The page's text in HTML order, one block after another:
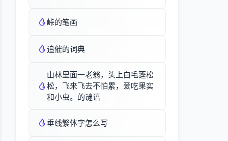
峠的笔画
追催的词典
山林里面一老翁，头上白毛蓬松
松，飞来飞去不怕累，爱吃果实
和小虫。的谜语
垂线繁体字怎么写